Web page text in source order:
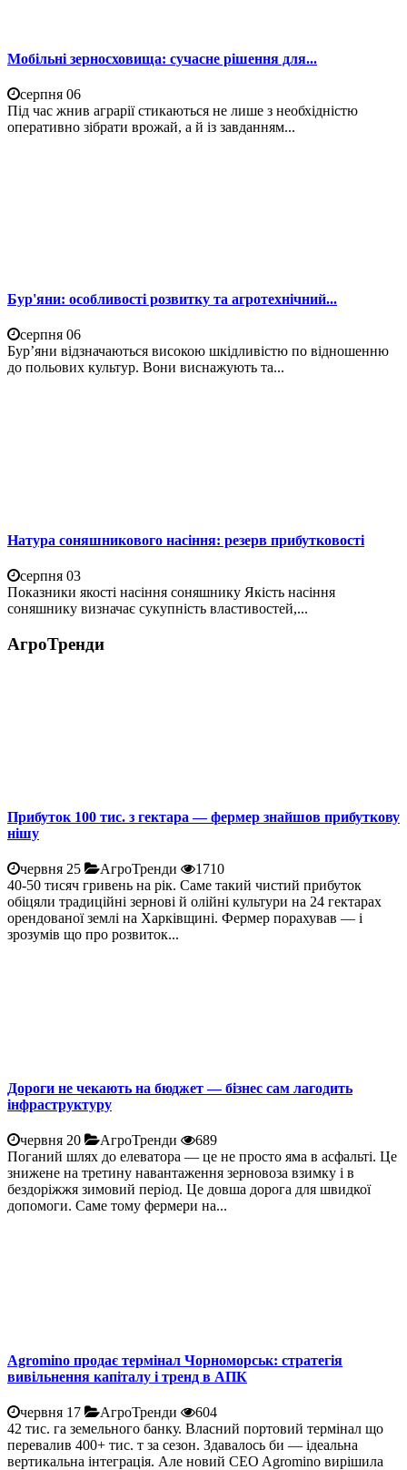
Мобільні зерносховища: сучасне рішення для...
серпня 06
Під час жнив аграрії стикаються не лише з необхідністю
оперативно зібрати врожай, а й із завданням...
Бур'яни: особливості розвитку та агротехнічний...
серпня 06
Бур’яни відзначаються високою шкідливістю по відношенню
до польових культур. Вони виснажують та...
Натура соняшникового насіння: резерв прибутковості
серпня 03
Показники якості насіння соняшнику Якість насіння
соняшнику визначає сукупність властивостей,...
АгроТренди
Прибуток 100 тис. з гектара — фермер знайшов прибуткову
нішу
червня 25 АгроТренди
1710
40-50 тисяч гривень на рік. Саме такий чистий прибуток
обіцяли традиційні зернові й олійні культури на 24 гектарах
орендованої землі на Харківщині. Фермер порахував — і
зрозумів що про розвиток...
Дороги не чекають на бюджет — бізнес сам лагодить
інфраструктуру
червня 20 АгроТренди
689
Поганий шлях до елеватора — це не просто яма в асфальті. Це
знижене на третину навантаження зерновоза взимку і в
бездоріжжя зимовий період. Це довша дорога для швидкої
допомоги. Саме тому фермери на...
Agromino продає термінал Чорноморськ: стратегія
вивільнення капіталу і тренд в АПК
червня 17 АгроТренди
604
42 тис. га земельного банку. Власний портовий термінал що
перевалив 400+ тис. т за сезон. Здавалось би — ідеальна
вертикальна інтеграція. Але новий CEO Agromino вирішила